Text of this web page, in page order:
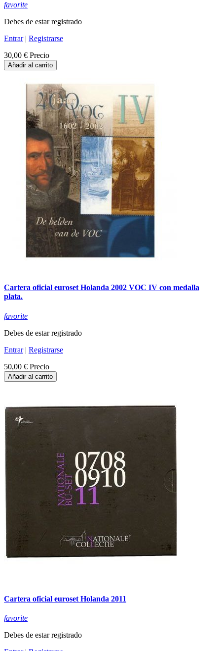
favorite
Debes de estar registrado
Entrar| Registrarse
30,00 € Precio
Añadir al carrito
Cartera oficial euroset Holanda 2002 VOC IV con medalla
plata.
favorite
Debes de estar registrado
Entrar| Registrarse
50,00 € Precio
Añadir al carrito
Cartera oficial euroset Holanda 2011
favorite
Debes de estar registrado